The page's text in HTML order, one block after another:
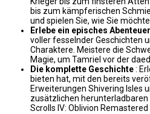
bis zum kämpferischen
und spielen Sie, wie Sie
Erlebe ein episches Abenteuer
voller fesselnder Geschichten
Charaktere. Meistere die
Magie, um Tamriel vor der
Die komplette Geschichte:
bieten hat, mit den bereits
Erweiterungen Shivering Isles
zusätzlichen herunterladbaren
Scrolls IV: Oblivion